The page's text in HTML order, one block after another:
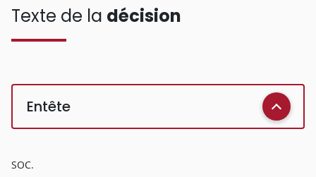
Texte de la décision
Entête
SOC.